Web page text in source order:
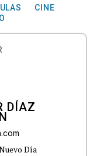
CINE
DÍAZ
Día